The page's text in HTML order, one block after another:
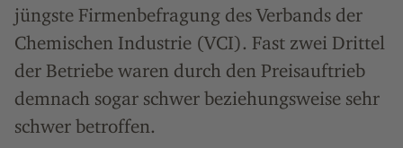
jüngste Firmenbefragung des Verbands der
Chemischen Industrie (VCI). Fast zwei Drittel
der Betriebe waren durch den Preisauftrieb
demnach sogar schwer beziehungsweise sehr
schwer betroffen.